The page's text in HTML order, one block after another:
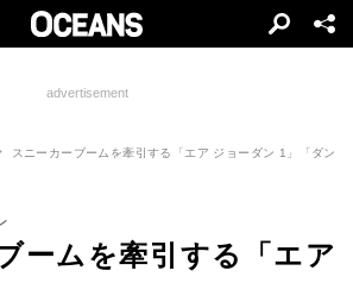
advertisement
スニーカーブームを牽引する「エア ジョーダン 1」「ダン
ームを牽引する「エア